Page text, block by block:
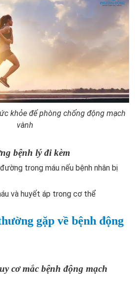
khỏe để phòng chống động mạch
vành
bệnh lý đi kèm
trong máu nếu bệnh nhân bị
và huyết áp trong cơ thể
gặp về bệnh động
cơ mắc bệnh động mạch